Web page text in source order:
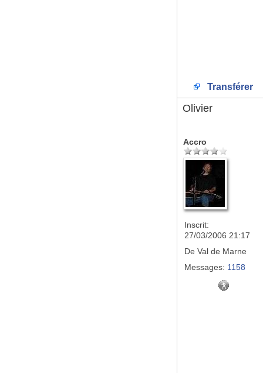
Transférer
Olivier
Accro
Inscrit:
27/03/2006 21:17
De Val de Marne
Messages: 1158